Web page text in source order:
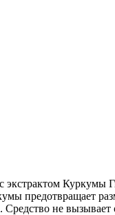
экстрактом Куркумы
предотвращает
не